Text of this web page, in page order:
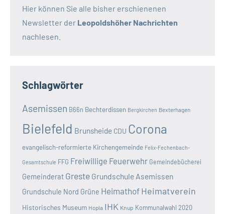
Hier können Sie alle bisher erschienenen
Newsletter der Leopoldshöher Nachrichten
nachlesen.
Schlagwörter
Asemissen B66n Bechterdissen Bergkirchen Bexterhagen
Bielefeld Brunsheide CDU Corona
evangelisch-reformierte Kirchengemeinde Felix-Fechenbach-
Gesamtschule FFG Freiwillige Feuerwehr Gemeindebücherei
Gemeinderat Greste Grundschule Asemissen
Grundschule Nord Grüne Heimathof Heimatverein
Historisches Museum Hopla IHK Knup Kommunalwahl 2020